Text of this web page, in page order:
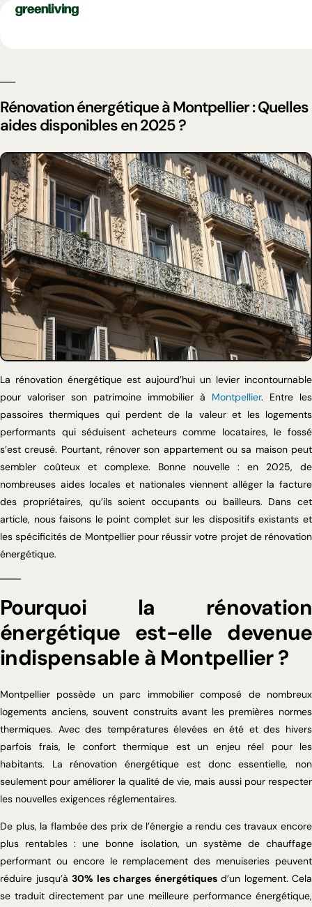
Rénovation énergétique à Montpellier : Quelles
aides disponibles en 2025 ?
La rénovation énergétique est aujourd’hui un levier incontournable
pour valoriser son patrimoine immobilier à Montpellier. Entre les
passoires thermiques qui perdent de la valeur et les logements
performants qui séduisent acheteurs comme locataires, le fossé
s’est creusé. Pourtant, rénover son appartement ou sa maison peut
sembler coûteux et complexe. Bonne nouvelle : en 2025, de
nombreuses aides locales et nationales viennent alléger la facture
des propriétaires, qu’ils soient occupants ou bailleurs. Dans cet
article, nous faisons le point complet sur les dispositifs existants et
les spécificités de Montpellier pour réussir votre projet de rénovation
énergétique.
Pourquoi la rénovation
énergétique est-elle devenue
indispensable à Montpellier ?
Montpellier possède un parc immobilier composé de nombreux
logements anciens, souvent construits avant les premières normes
thermiques. Avec des températures élevées en été et des hivers
parfois frais, le confort thermique est un enjeu réel pour les
habitants. La rénovation énergétique est donc essentielle, non
seulement pour améliorer la qualité de vie, mais aussi pour respecter
les nouvelles exigences réglementaires.
De plus, la flambée des prix de l’énergie a rendu ces travaux encore
plus rentables : une bonne isolation, un système de chauffage
performant ou encore le remplacement des menuiseries peuvent
réduire jusqu’à 30% les charges énergétiquesd’un logement. Cela
se traduit directement par une meilleure performance énergétique,